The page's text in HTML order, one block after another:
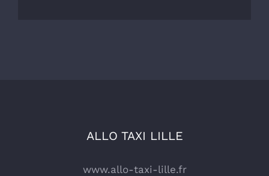
ALLO TAXI LILLE
www.allo-taxi-lille.fr